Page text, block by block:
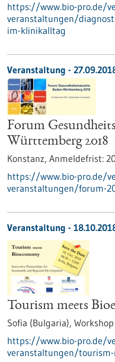
https://www.bio-pro.de/
veranstaltungen/
im-klinikalltag
Veranstaltung -
Forum
Württemberg 2018
Konstanz, Anmeldefrist:
https://www.bio-pro.de/
veranstaltungen/forum-
Veranstaltung -
Tourism meets
Sofia (Bulgaria), Workshop
https://www.bio-pro.de/
veranstaltungen/tourism-